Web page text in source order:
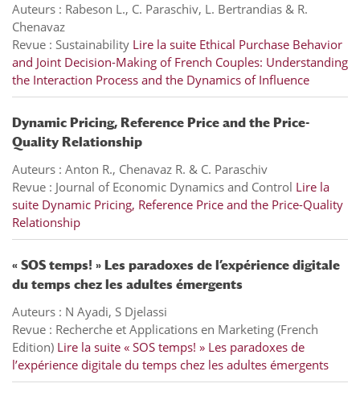
Auteurs : Rabeson L., C. Paraschiv, L. Bertrandias & R.
Chenavaz
Revue : Sustainability Lire la suite Ethical Purchase Behavior
and Joint Decision-Making of French Couples: Understanding
the Interaction Process and the Dynamics of Influence
Dynamic Pricing, Reference Price and the Price-
Quality Relationship
Auteurs : Anton R., Chenavaz R. & C. Paraschiv
Revue : Journal of Economic Dynamics and Control Lire la
suite Dynamic Pricing, Reference Price and the Price-Quality
Relationship
« SOS temps! » Les paradoxes de l’expérience digitale
du temps chez les adultes émergents
Auteurs : N Ayadi, S Djelassi
Revue : Recherche et Applications en Marketing (French
Edition) Lire la suite « SOS temps! » Les paradoxes de
l’expérience digitale du temps chez les adultes émergents